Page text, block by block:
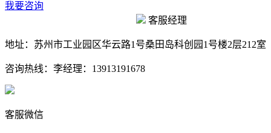
我要咨询
客服经理
地址： 苏州市工业园区华云路1号桑田岛科创园1号楼2层212室
咨询热线： 李经理：13913191678
客服微信